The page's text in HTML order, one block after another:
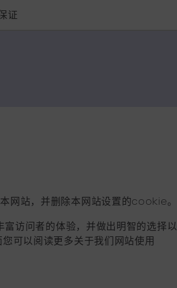
证
网站，并删除本网站设置的cookie。
访问者的体验，并做出明智的选择以
可以阅读更多关于我们网站使用